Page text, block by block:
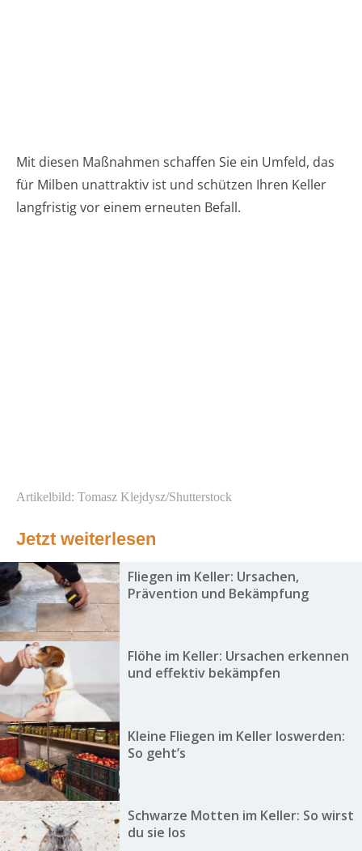
Mit diesen Maßnahmen schaffen Sie ein Umfeld, das
für Milben unattraktiv ist und schützen Ihren Keller
langfristig vor einem erneuten Befall.
Artikelbild: Tomasz Klejdysz/Shutterstock
Jetzt weiterlesen
Fliegen im Keller: Ursachen,
Prävention und Bekämpfung
Flöhe im Keller: Ursachen erkennen
und effektiv bekämpfen
Kleine Fliegen im Keller loswerden:
So geht’s
Schwarze Motten im Keller: So wirst
du sie los